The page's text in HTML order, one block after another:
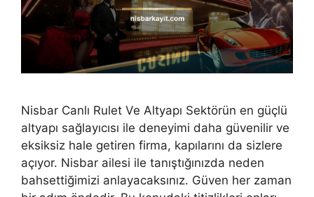
Nisbar Canlı Rulet Ve Altyapı Sektörün en güçlü
altyapı sağlayıcısı ile deneyimi daha güvenilir ve
eksiksiz hale getiren firma, kapılarını da sizlere
açıyor. Nisbar ailesi ile tanıştığınızda neden
bahsettiğimizi anlayacaksınız. Güven her zaman